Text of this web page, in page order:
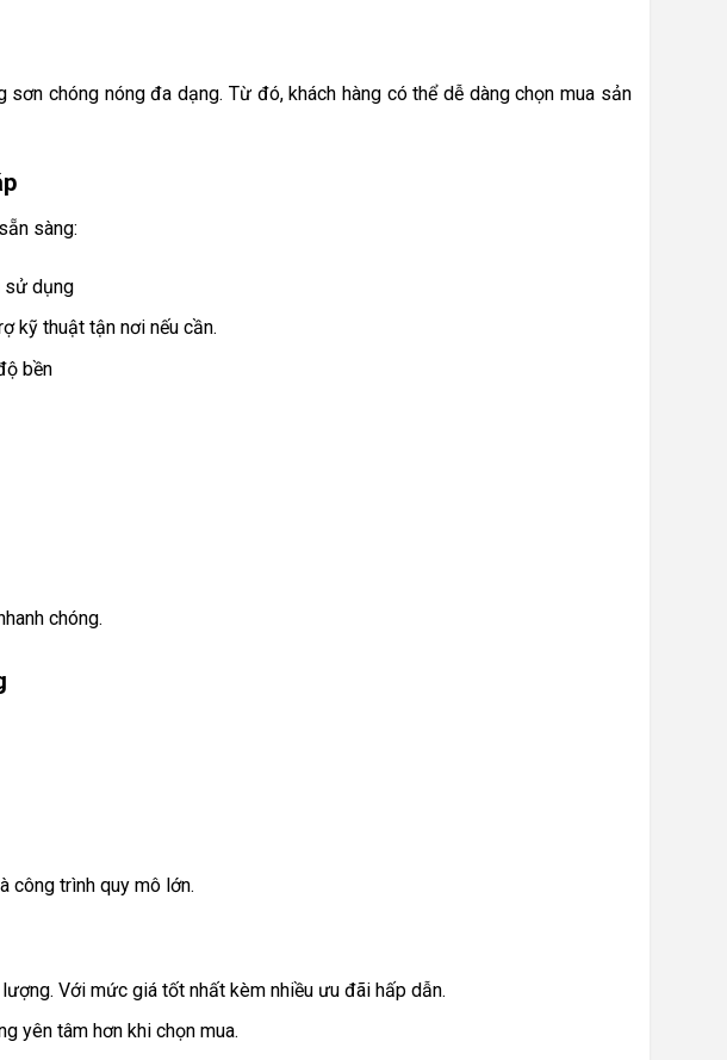
chóng nóng đa dạng. Từ đó, khách hàng có thể dễ dàng chọn mua sản
sàng:
sử dụng
kỹ thuật tận nơi nếu cần.
bền
chóng.
công trình quy mô lớn.
Với mức giá tốt nhất kèm nhiều ưu đãi hấp dẫn.
yên tâm hơn khi chọn mua.